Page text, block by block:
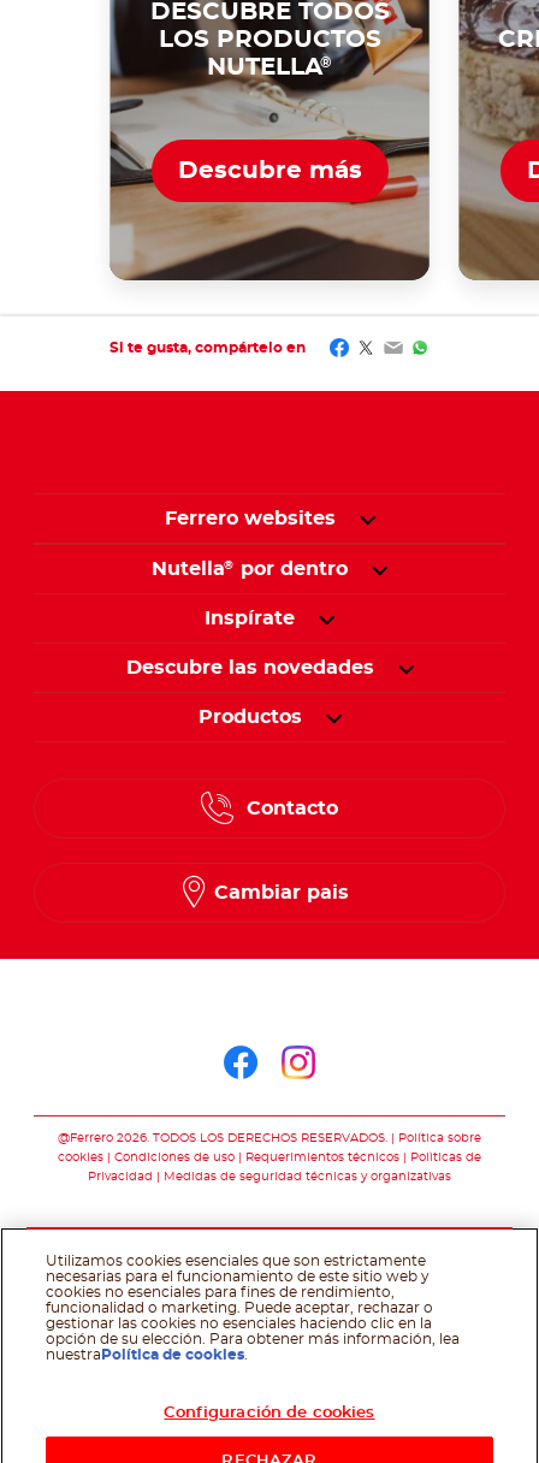
DESCUBRE TODOS
LOS PRODUCTOS
NUTELLA®
Descubre más
Si te gusta, compártelo en Facebook
Twitter
EmailWhatsApp
Ferrero websites
Nutella® por dentro
Inspírate
Descubre las novedades
Productos
Contacto
Cambiar pais
@Ferrero 2026. TODOS LOS DERECHOS RESERVADOS.
Política sobre
cookies
Condiciones de uso Requerimientos técnicos
Polìticas de
Privacidad
Medidas de seguridad técnicas y organizativas
Utilizamos cookies esenciales que son estrictamente
necesarias para el funcionamiento de este sitio web y
cookies no esenciales para fines de rendimiento,
funcionalidad o marketing. Puede aceptar, rechazar o
gestionar las cookies no esenciales haciendo clic en la
opción de su elección. Para obtener más información, lea
nuestra Política de cookies
Configuración de cookies